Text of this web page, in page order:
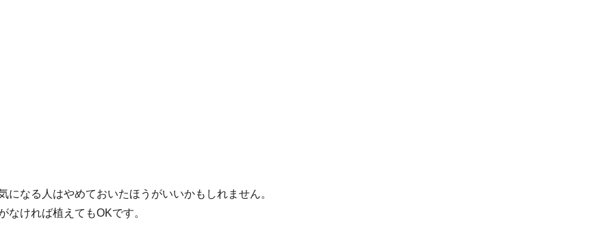
なる人はやめておいたほうがいいかもしれません。
なければ植えてもOKです。